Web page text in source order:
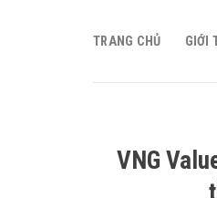
TRANG CHỦ GIỚI
VNG